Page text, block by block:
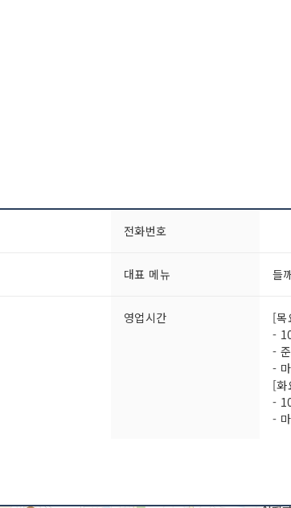
전화번호
대표 메뉴 들
영업시간
[목
-
-
-
[화
-
-